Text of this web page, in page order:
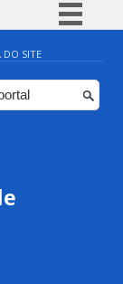
BR
DO SITE